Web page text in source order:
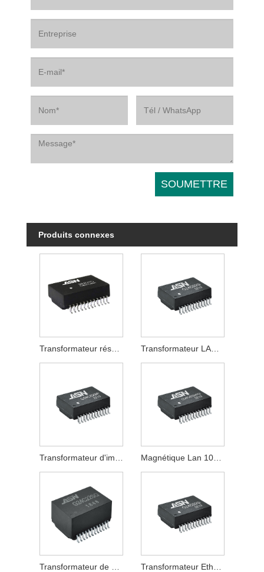
Produits connexes
Transformateur réseau 1000Base-T Transformateur LAN 1000Base-T
Magnétique Lan 1000Base-T